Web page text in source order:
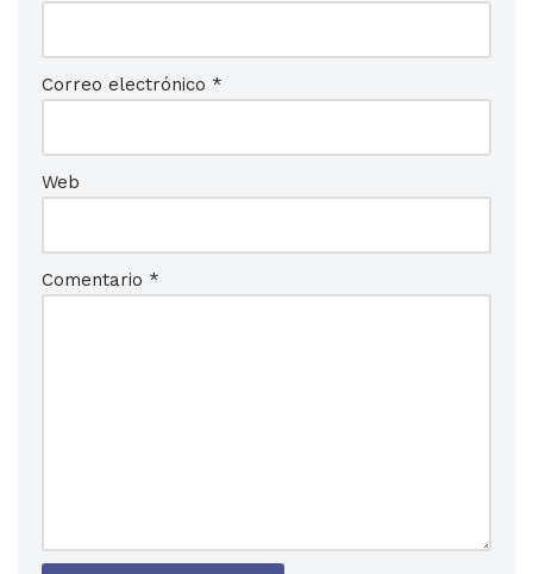
Correo electrónico *
Web
Comentario *